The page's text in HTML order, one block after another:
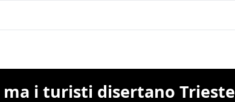
i turisti disertano Trieste